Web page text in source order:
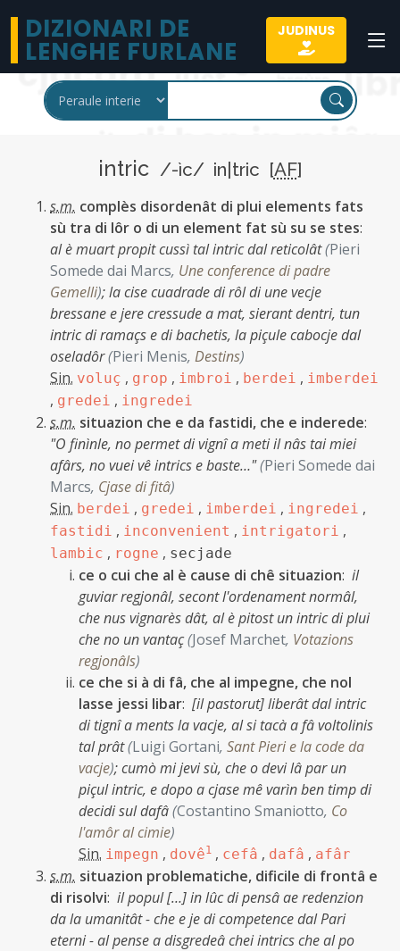
DIZIONARI DE
LENGHE FURLANE
JUDINUS
intric /-ìc/ in|tric [AF]
s.m. complès disordenât di plui elements fats
sù tra di lôr o di un element fat sù su se stes:
al è muart propit cussì tal intric dal reticolât(Pieri
Somede dai Marcs, Une conference di padre
Gemelli);la cise cuadrade di rôl di une vecje
bressane e jere cressude a mat, sierant dentri, tun
intric di ramaçs e di bachetis, la piçule cabocje dal
oseladôr(Pieri Menis, Destins)
Sin. voluç , grop , imbroi , berdei , imberdei
, gredei , ingredei
s.m. situazion che e da fastidi, che e inderede:
"O finìnle, no permet di vignî a meti il nâs tai miei
afârs, no vuei vê intrics e baste…"(Pieri Somede dai
Marcs, Cjase di fitâ)
Sin. berdei , gredei , imberdei , ingredei ,
fastidi , inconvenient , intrigatori ,
lambic , rogne , secjade
ce o cui che al è cause di chê situazion: il
guviar regjonâl, secont l'ordenament normâl,
che nus vignarès dât, al è pitost un intric di plui
che no un vantaç(Josef Marchet, Votazions
regjonâls)
ce che si à di fâ, che al impegne, che nol
lasse jessi libar: [il pastorut] liberât dal intric
di tignî a ments la vacje, al si tacà a fâ voltolinis
tal prât(Luigi Gortani, Sant Pieri e la code da
vacje);cumò mi jevi sù, che o devi lâ par un
piçul intric, e dopo a cjase mê varìn ben timp di
decidi sul dafâ(Costantino Smaniotto, Co
l'amôr al cimie)
Sin. impegn , dovê1 , cefâ , dafâ , afâr
s.m. situazion problematiche, dificile di frontâ e
di risolvi: il popul […] in lûc di pensâ ae redenzion
da la umanitât - che e je di competence dal Pari
eterni - al pense a disgredeâ chei intrics che al po